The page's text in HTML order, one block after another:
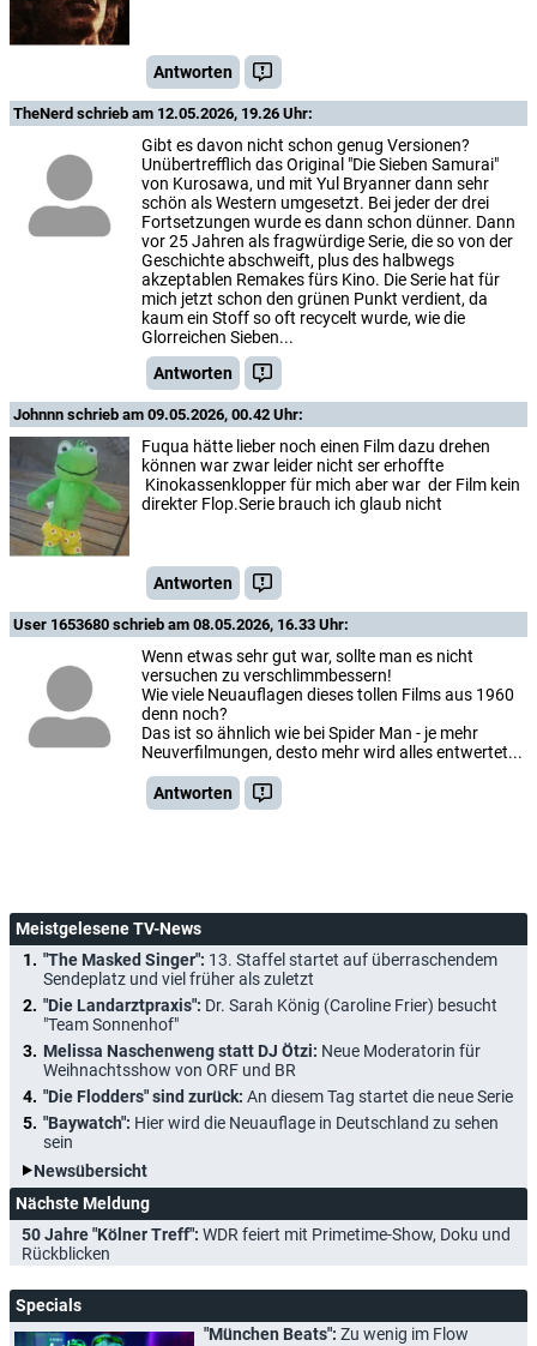
Antworten
TheNerd schrieb am 12.05.2026, 19.26 Uhr:
Gibt es davon nicht schon genug Versionen?
Unübertrefflich das Original "Die Sieben Samurai"
von Kurosawa, und mit Yul Bryanner dann sehr
schön als Western umgesetzt. Bei jeder der drei
Fortsetzungen wurde es dann schon dünner. Dann
vor 25 Jahren als fragwürdige Serie, die so von der
Geschichte abschweift, plus des halbwegs
akzeptablen Remakes fürs Kino. Die Serie hat für
mich jetzt schon den grünen Punkt verdient, da
kaum ein Stoff so oft recycelt wurde, wie die
Glorreichen Sieben...
Antworten
Johnnn schrieb am 09.05.2026, 00.42 Uhr:
Fuqua hätte lieber noch einen Film dazu drehen
können war zwar leider nicht ser erhoffte
Kinokassenklopper für mich aber war der Film kein
direkter Flop.Serie brauch ich glaub nicht
Antworten
User 1653680 schrieb am 08.05.2026, 16.33 Uhr:
Wenn etwas sehr gut war, sollte man es nicht
versuchen zu verschlimmbessern!
Wie viele Neuauflagen dieses tollen Films aus 1960
denn noch?
Das ist so ähnlich wie bei Spider Man - je mehr
Neuverfilmungen, desto mehr wird alles entwertet...
Antworten
Meistgelesene TV-News
"The Masked Singer": 13. Staffel startet auf überraschendem
Sendeplatz und viel früher als zuletzt
"Die Landarztpraxis": Dr. Sarah König (Caroline Frier) besucht
"Team Sonnenhof"
Melissa Naschenweng statt DJ Ötzi: Neue Moderatorin für
Weihnachtsshow von ORF und BR
"Die Flodders" sind zurück: An diesem Tag startet die neue Serie
"Baywatch": Hier wird die Neuauflage in Deutschland zu sehen
sein
Newsübersicht
Nächste Meldung
50 Jahre "Kölner Treff": WDR feiert mit Primetime-Show, Doku und
Rückblicken
Specials
"München Beats": Zu wenig im Flow